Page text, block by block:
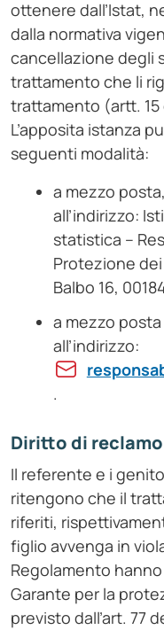
ottenere dall’Istat,
dalla normativa
cancellazione degli
trattamento che li
trattamento (artt. 15
L’apposita istanza
seguenti modalità:
a mezzo
all’indirizzo:
statistica –
Protezione
Balbo 16,
a mezzo
all’indirizzo:
.
Diritto di reclamo
Il referente e i
ritengono che il
riferiti,
figlio avvenga in
Regolamento
Garante per la
previsto dall’art. 77